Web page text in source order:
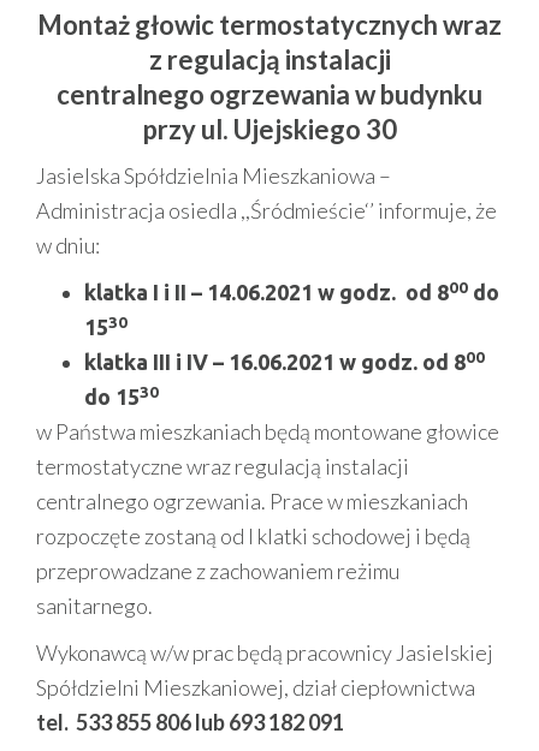
Montaż głowic termostatycznych wraz
z regulacją instalacji
centralnego ogrzewania w budynku
przy ul. Ujejskiego 30
Jasielska Spółdzielnia Mieszkaniowa –
Administracja osiedla ,,Śródmieście‘’ informuje, że
w dniu:
klatka I i II – 14.06.2021 w godz. od 800 do
1530
klatka III i IV – 16.06.2021 w godz. od 800
do 1530
w Państwa mieszkaniach będą montowane głowice
termostatyczne wraz regulacją instalacji
centralnego ogrzewania. Prace w mieszkaniach
rozpoczęte zostaną od I klatki schodowej i będą
przeprowadzane z zachowaniem reżimu
sanitarnego.
Wykonawcą w/w prac będą pracownicy Jasielskiej
Spółdzielni Mieszkaniowej, dział ciepłownictwa
tel. 533 855 806 lub 693 182 091